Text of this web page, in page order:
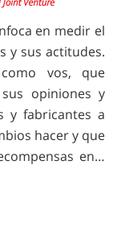
en medir el
y sus actitudes.
vos, que
opiniones y
y fabricantes a
hacer y que
en…